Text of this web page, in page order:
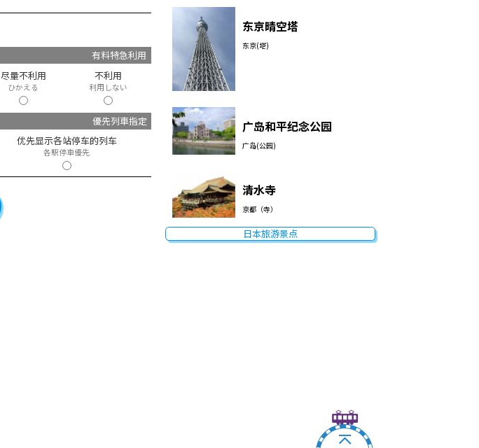
有料特急利用
尽量不利用
ひかえる
不利用
利用しない
優先列車指定
优先显示各站停车的列车
各駅停車優先
东京晴空塔
东京(塔)
广岛和平纪念公园
广岛(公园)
清水寺
京都（寺）
日本旅游景点